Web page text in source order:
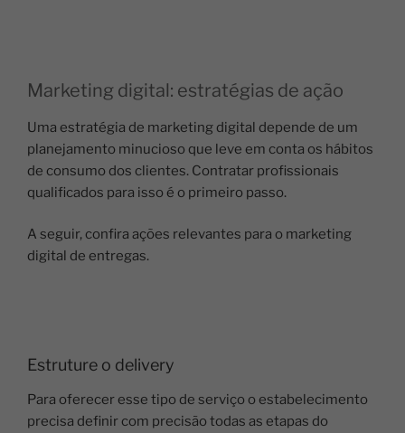
Marketing digital: estratégias de ação
Uma estratégia de marketing digital depende de um
planejamento minucioso que leve em conta os hábitos
de consumo dos clientes. Contratar profissionais
qualificados para isso é o primeiro passo.
A seguir, confira ações relevantes para o marketing
digital de entregas.
Estruture o delivery
Para oferecer esse tipo de serviço o estabelecimento
precisa definir com precisão todas as etapas do